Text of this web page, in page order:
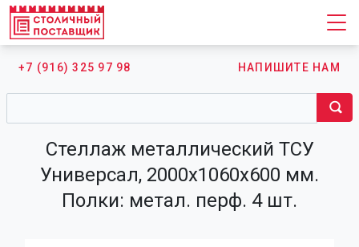
+7 (916) 325 97 98 НАПИШИТЕ НАМ
Стеллаж металлический ТСУ
Универсал, 2000х1060х600 мм.
Полки: метал. перф. 4 шт.